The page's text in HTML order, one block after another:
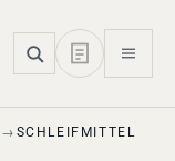
SCHLEIFMITTEL